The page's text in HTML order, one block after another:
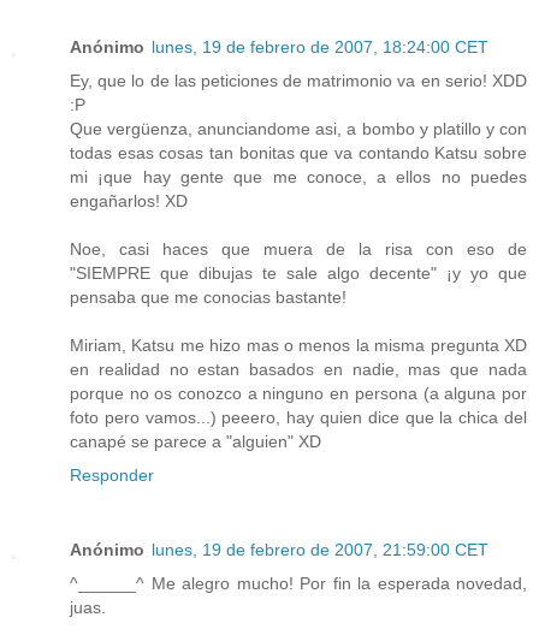
Anónimo lunes, 19 de febrero de 2007, 18:24:00 CET
Ey, que lo de las peticiones de matrimonio va en serio! XDD
:P
Que vergüenza, anunciandome asi, a bombo y platillo y con
todas esas cosas tan bonitas que va contando Katsu sobre
mi ¡que hay gente que me conoce, a ellos no puedes
engañarlos! XD
Noe, casi haces que muera de la risa con eso de
"SIEMPRE que dibujas te sale algo decente" ¡y yo que
pensaba que me conocias bastante!
Miriam, Katsu me hizo mas o menos la misma pregunta XD
en realidad no estan basados en nadie, mas que nada
porque no os conozco a ninguno en persona (a alguna por
foto pero vamos...) peeero, hay quien dice que la chica del
canapé se parece a "alguien" XD
Responder
Anónimo lunes, 19 de febrero de 2007, 21:59:00 CET
^______^ Me alegro mucho! Por fin la esperada novedad,
juas.